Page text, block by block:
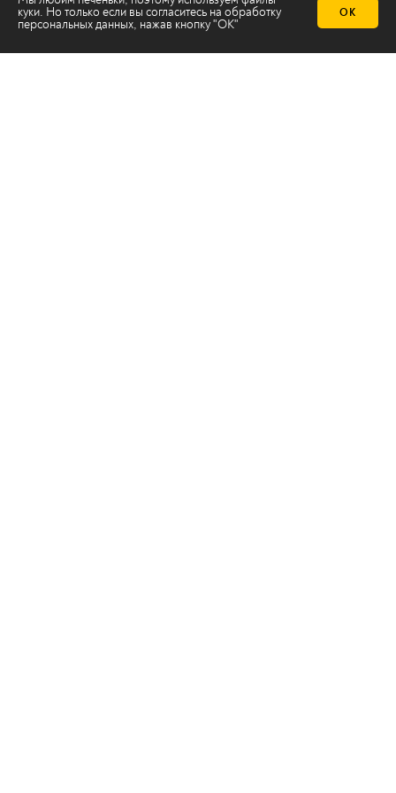
куки. Но только если вы согласитесь на обработку
персональных данных, нажав кнопку "ОК"
ОК